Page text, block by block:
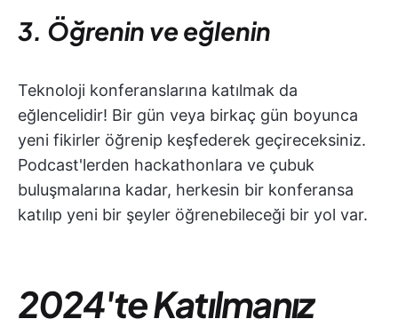
3. Öğrenin ve eğlenin
Teknoloji konferanslarına katılmak da
eğlencelidir! Bir gün veya birkaç gün boyunca
yeni fikirler öğrenip keşfederek geçireceksiniz.
Podcast'lerden hackathonlara ve çubuk
buluşmalarına kadar, herkesin bir konferansa
katılıp yeni bir şeyler öğrenebileceği bir yol var.
2024'te Katılmanız